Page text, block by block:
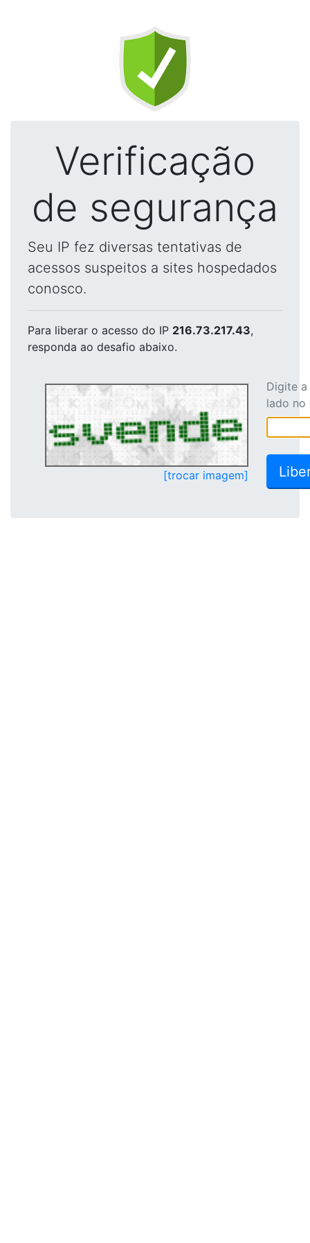
Verificação
de segurança
Seu IP fez diversas tentativas de
acessos suspeitos a sites hospedados
conosco.
Para liberar o acesso do IP 216.73.217.43,
responda ao desafio abaixo.
[trocar imagem]
Digite
lado no